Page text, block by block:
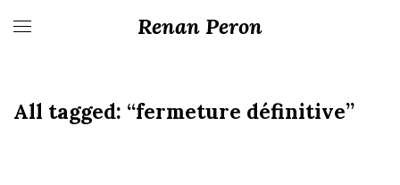
Renan Peron
All tagged: “fermeture définitive”